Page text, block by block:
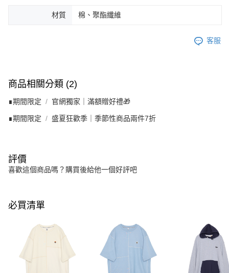
材質 棉、聚酯纖維
客服
商品相關分類 (2)
∎期間限定 官網獨家｜滿額贈好禮🎁
∎期間限定 盛夏狂歡季｜季節性商品兩件7折
評價
喜歡這個商品嗎？購買後給他一個好評吧
必買清單